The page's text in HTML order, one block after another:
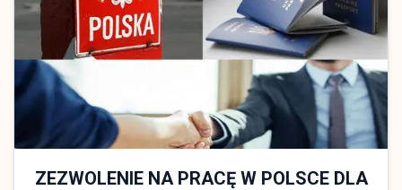
ZEZWOLENIE NA PRACĘ W POLSCE DLA